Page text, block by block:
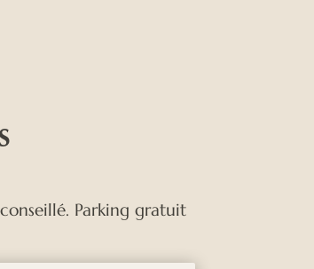
Parking gratuit